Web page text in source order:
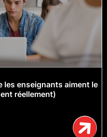
les enseignants aiment le
réellement)